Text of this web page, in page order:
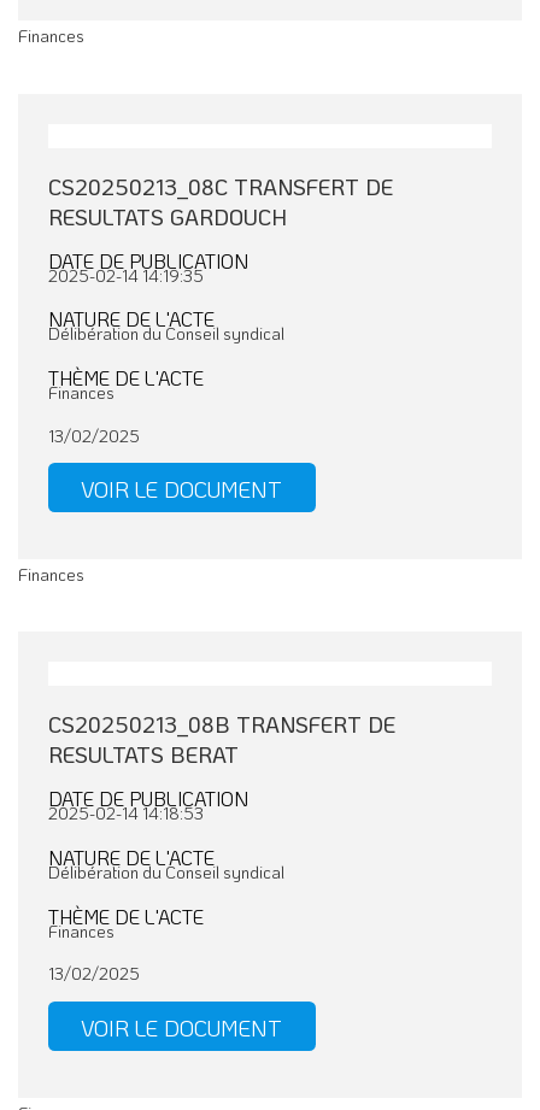
Finances
CS20250213_08C TRANSFERT DE
RESULTATS GARDOUCH
DATE DE PUBLICATION
2025-02-14 14:19:35
NATURE DE L'ACTE
Délibération du Conseil syndical
THÈME DE L'ACTE
Finances
13/02/2025
VOIR LE DOCUMENT
Finances
CS20250213_08B TRANSFERT DE
RESULTATS BERAT
DATE DE PUBLICATION
2025-02-14 14:18:53
NATURE DE L'ACTE
Délibération du Conseil syndical
THÈME DE L'ACTE
Finances
13/02/2025
VOIR LE DOCUMENT